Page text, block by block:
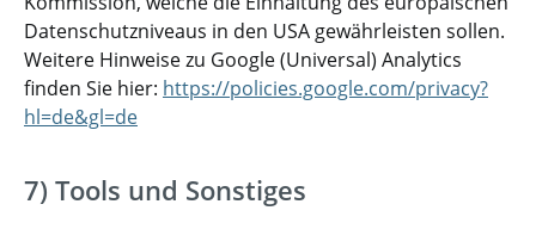
Datenschutzniveaus in den USA gewährleisten sollen.
Weitere Hinweise zu Google (Universal) Analytics
finden Sie hier: https://policies.google.com/privacy?
hl=de&gl=de
7) Tools und Sonstiges